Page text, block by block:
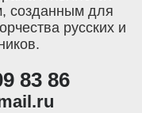
созданным для
русских и
83 86